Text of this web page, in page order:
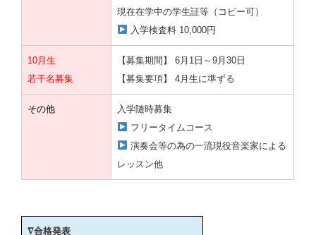
現在在学中の学生証等（コピー可）
入学検査料 10,000円
10月生
若干名募集
【募集期間】 6月1日～9月30日
【募集要項】 4月生に準ずる
その他
入学随時募集
フリータイムコース
演奏会等の為の一流現役音楽家による
レッスン他
∇合格発表